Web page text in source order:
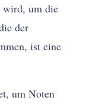
wird, um die
der
ist eine
um Noten